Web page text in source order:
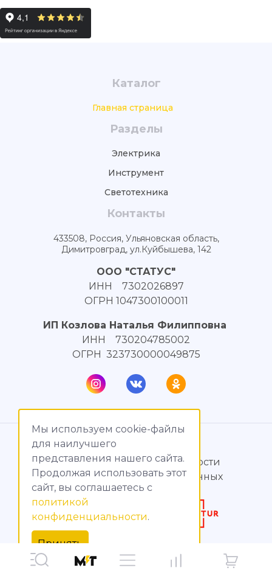
Мы используем cookie-файлы
для наилучшего
представления нашего сайта.
Продолжая использовать этот
сайт, вы соглашаетесь c
политикой
конфиденциальности.
Принять
Каталог
Главная страница
Разделы
Электрика
Инструмент
Светотехника
Контакты
433508, Россия, Ульяновская область,
Димитровград, ул.Куйбышева, 142
ООО "СТАТУС"
ИНН 7302026897
ОГРН 1047300100011
ИП Козлова Наталья Филипповна
ИНН 730204785002
ОГРН 323730000049875
© МагияТока, 2015 – 2026
Политика конфиденциальности
Обработка персональных данных
Создание сайтов
Продвижение сайтов